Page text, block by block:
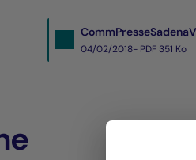
04/02/2018- PDF 351 Ko